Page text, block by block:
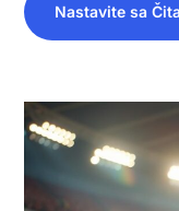
Nastavite sa